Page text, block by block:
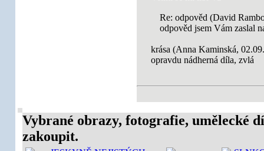
Re: odpověd (David
odpověd jsem Vám zaslal
krása (Anna Kaminská,
opravdu nádherná díla, zvlá
Vybrané obrazy, fotografie, umělecké
zakoupit.